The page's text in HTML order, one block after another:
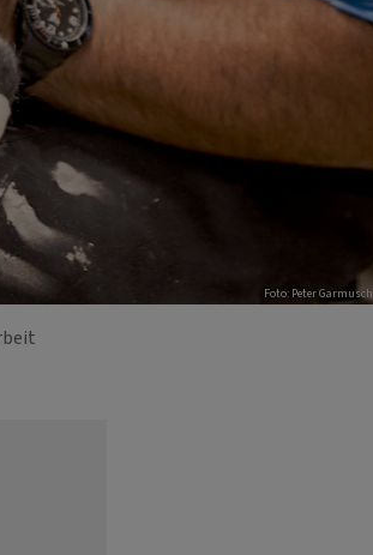
Foto: Peter Garmusch